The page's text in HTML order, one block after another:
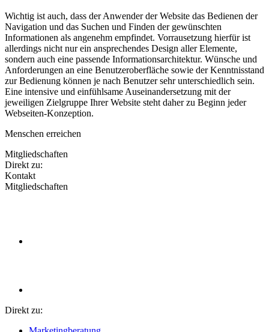
Wichtig ist auch, dass der Anwender der Website das Bedienen der
Navigation und das Suchen und Finden der gewünschten
Informationen als angenehm empfindet. Vorrausetzung hierfür ist
allerdings nicht nur ein ansprechendes Design aller Elemente,
sondern auch eine passende Informationsarchitektur. Wünsche und
Anforderungen an eine Benutzeroberfläche sowie der Kenntnisstand
zur Bedienung können je nach Benutzer sehr unterschiedlich sein.
Eine intensive und einfühlsame Auseinandersetzung mit der
jeweiligen Zielgruppe Ihrer Website steht daher zu Beginn jeder
Webseiten-Konzeption.
Menschen erreichen
Mitgliedschaften
Direkt zu:
Kontakt
Mitgliedschaften
Direkt zu: